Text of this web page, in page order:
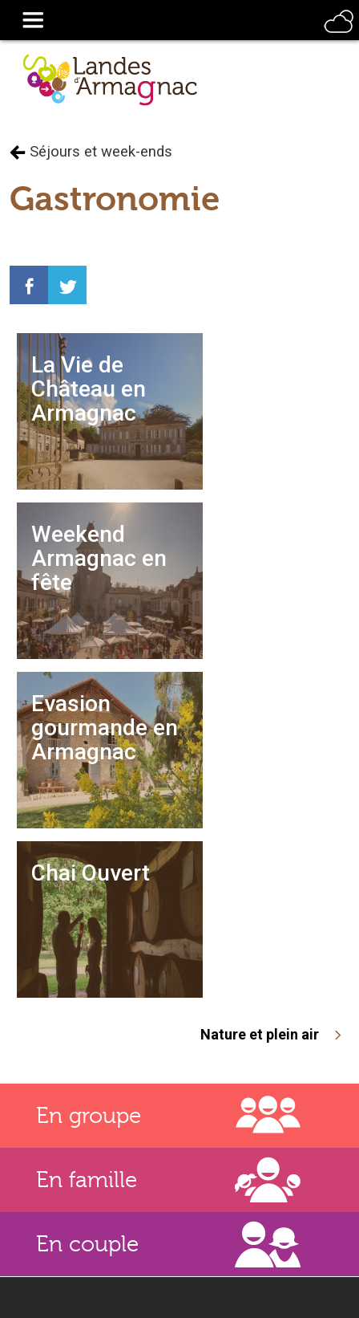
Séjours et week-ends
Gastronomie
La Vie de
Château en
Armagnac
Weekend
Armagnac en
fête
Evasion
gourmande en
Armagnac
Chai Ouvert
Nature et plein air
En groupe
En famille
En couple